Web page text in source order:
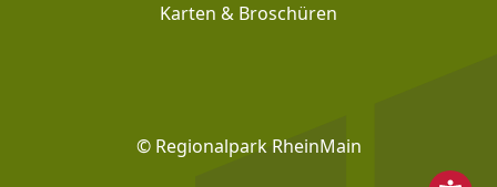
Karten & Broschüren
© Regionalpark RheinMain